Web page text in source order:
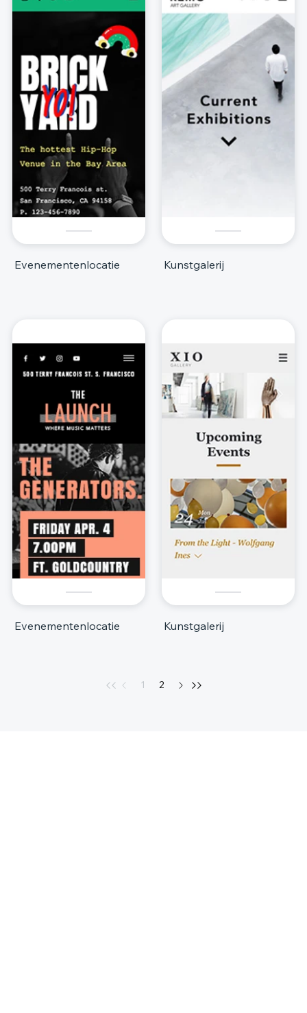
Evenementenlocatie Kunstgalerij
Evenementenlocatie Kunstgalerij
1 2